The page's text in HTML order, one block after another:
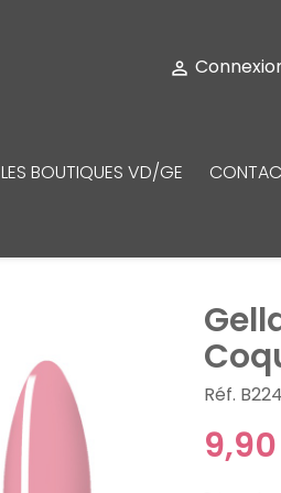

LES BOUTIQUES VD/GE
Réf. B224
9,90